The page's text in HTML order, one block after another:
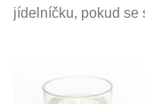
jídelníčku, pokud se